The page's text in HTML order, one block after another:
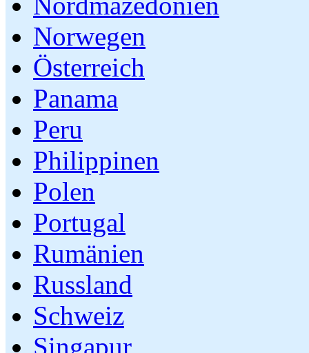
Norwegen
Österreich
Panama
Peru
Philippinen
Polen
Portugal
Rumänien
Russland
Schweiz
Singapur